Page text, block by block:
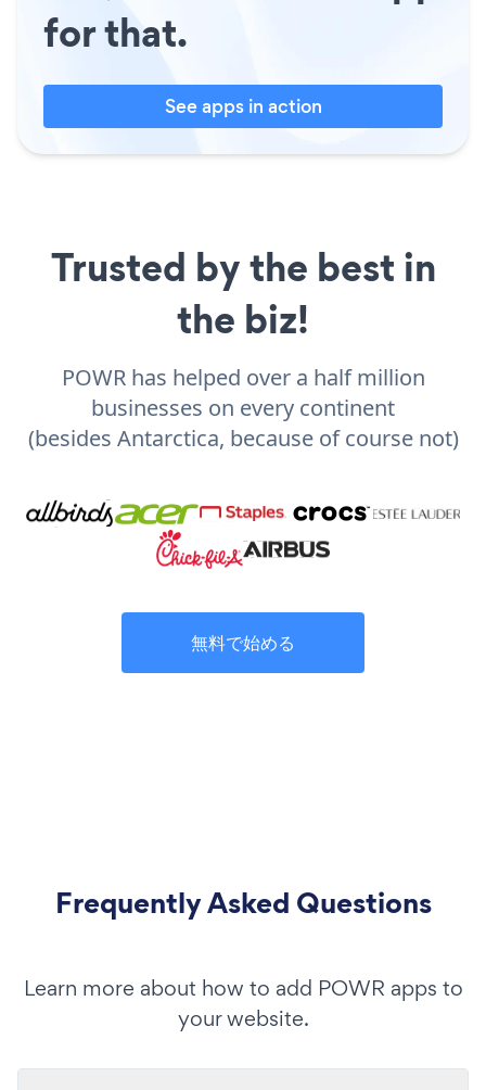
for that.
See apps in action
Trusted by the best in
the biz!
POWR has helped over a half million
businesses on every continent
(besides Antarctica, because of course not)
無料で始める
Frequently Asked Questions
Learn more about how to add POWR apps to
your website.